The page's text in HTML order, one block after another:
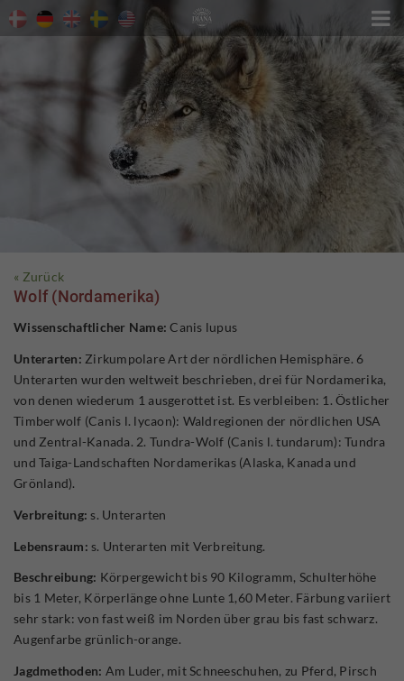

« Zurück
Wolf (Nordamerika)
Wissenschaftlicher Name: Canis lupus
Unterarten: Zirkumpolare Art der nördlichen Hemisphäre. 6
Unterarten wurden weltweit beschrieben, drei für Nordamerika,
von denen wiederum 1 ausgerottet ist. Es verbleiben: 1. Östlicher
Timberwolf (Canis l. lycaon): Waldregionen der nördlichen USA
und Zentral-Kanada. 2. Tundra-Wolf (Canis l. tundarum): Tundra
und Taiga-Landschaften Nordamerikas (Alaska, Kanada und
Grönland).
Verbreitung: s. Unterarten
Lebensraum: s. Unterarten mit Verbreitung.
Beschreibung: Körpergewicht bis 90 Kilogramm, Schulterhöhe
bis 1 Meter, Körperlänge ohne Lunte 1,60 Meter. Färbung variiert
sehr stark: von fast weiß im Norden über grau bis fast schwarz.
Augenfarbe grünlich-orange.
Jagdmethoden: Am Luder, mit Schneeschuhen, zu Pferd, Pirsch